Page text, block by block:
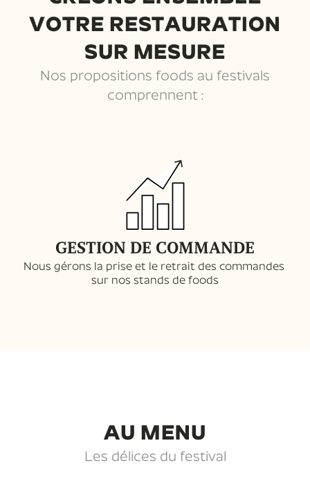
VOTRE RESTAURATION
SUR MESURE
Nos propositions foods au festivals
comprennent :
GESTION DE COMMANDE
Nous gérons la prise et le retrait des commandes
sur nos stands de foods
AU MENU
Les délices du festival